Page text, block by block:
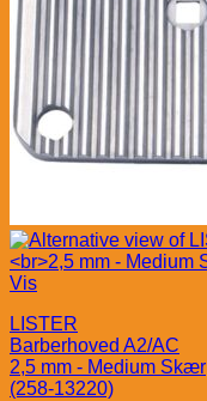
Vis
LISTER
Barberhoved A2/AC
2,5 mm - Medium Skær
(258-13220)